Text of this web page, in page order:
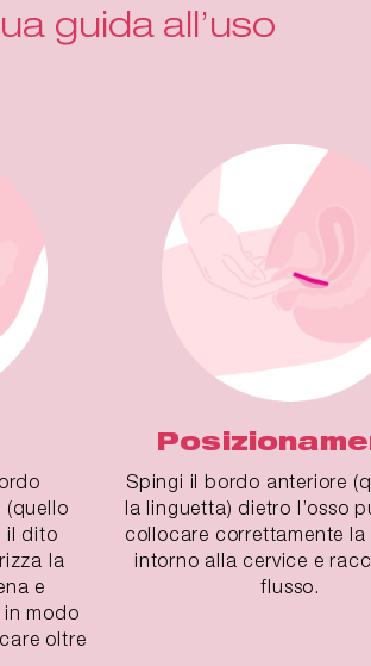
guida all’uso
(quello
il dito
la
e
in modo
oltre
Spingi il bordo anteriore
la linguetta) dietro l’osso
collocare correttamente
intorno alla cervice e
flusso.